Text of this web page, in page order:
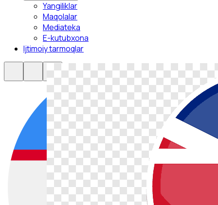
Yangiliklar
Maqolalar
Mediateka
E-kutubxona
Ijtimoiy tarmoqlar